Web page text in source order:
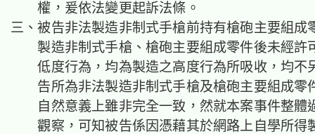
權，爰依法變更起訴法條。
三、被告非法製造非制式手槍前持有槍砲主要組成
製造非制式手槍、槍砲主要組成零件後未經許
低度行為，均為製造之高度行為所吸收，均不
告所為非法製造非制式手槍及槍砲主要組成零
自然意義上雖非完全一致，然就本案事件整體
觀察，可知被告係因憑藉其於網路上自學所得